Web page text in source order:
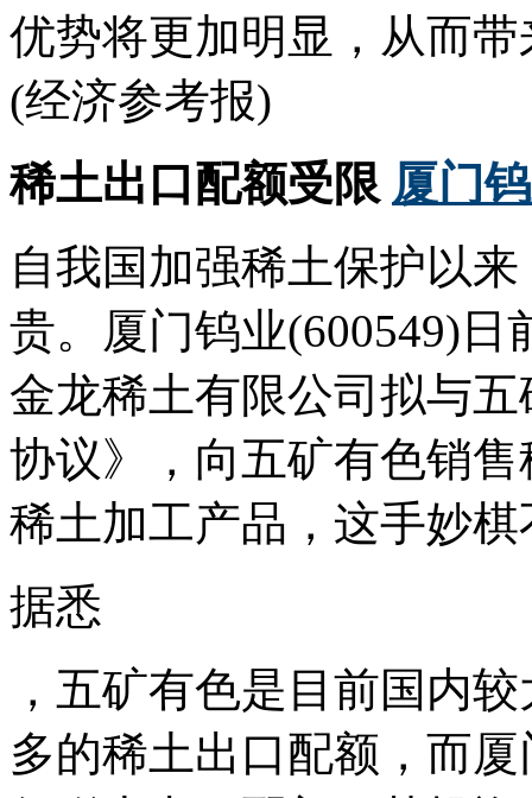
优势将更加明显，从而
(经济参考报)
稀土出口配额受限 厦门
自我国加强稀土保护以
贵。厦门钨业(600549)
金龙稀土有限公司拟与
协议》，向五矿有色销
稀土加工产品，这手妙
据悉
，五矿有色是目前国内
多的稀土出口配额，而